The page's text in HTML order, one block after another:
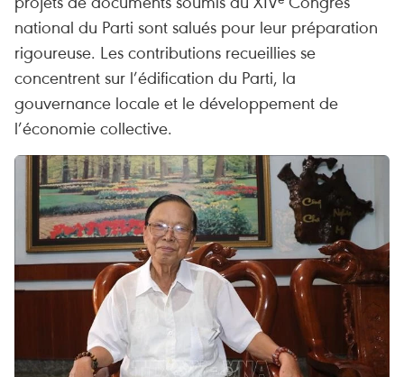
national du Parti sont salués pour leur préparation
rigoureuse. Les contributions recueillies se
concentrent sur l’édification du Parti, la
gouvernance locale et le développement de
l’économie collective.